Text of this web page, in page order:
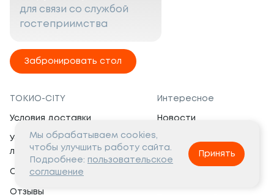
для связи со службой
гостеприимства
Забронировать стол
ТОКИО-CITY
Условия доставки
Условия программы
лояльности
Сертификаты
Отзывы
Интересное
Новости
Вакансии
Социальная жизнь
Мы обрабатываем cookies,
чтобы улучшить работу сайта.
Подробнее: пользовательское
соглашение
Принять